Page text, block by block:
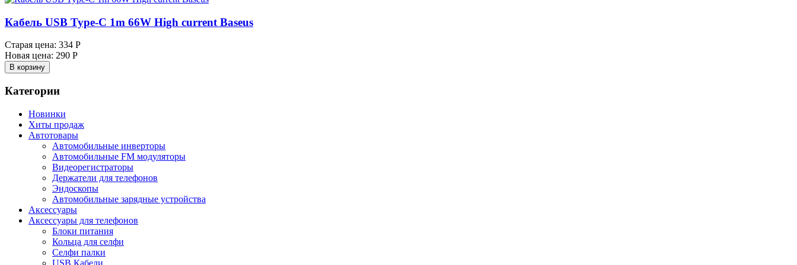
Кабель USB Type-C 1m 66W High current Baseus
Старая цена: 334 Р
Новая цена: 290 Р
В корзину
Категории
Новинки
Хиты продаж
Автотовары
Автомобильные инверторы
Автомобильные FM модуляторы
Видеорегистраторы
Держатели для телефонов
Эндоскопы
Автомобильные зарядные устройства
Аксессуары
Аксессуары для телефонов
Блоки питания
Кольца для селфи
Селфи палки
USB Кабели